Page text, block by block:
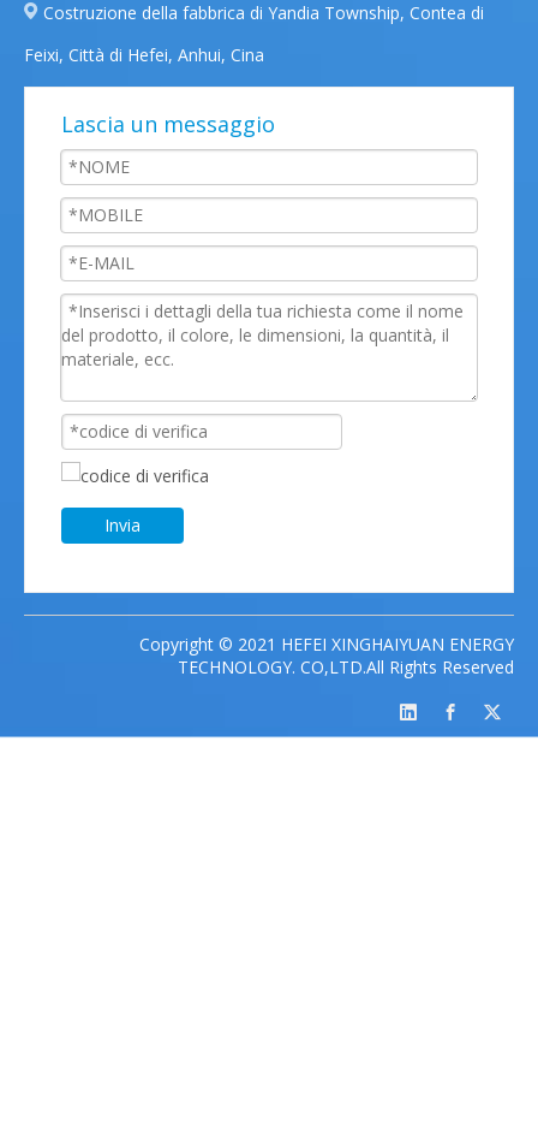
Costruzione della fabbrica di Yandia Township, Contea di
Feixi, Città di Hefei, Anhui, Cina
Lascia un messaggio
Invia
Copyright © 2021 HEFEI XINGHAIYUAN ENERGY
TECHNOLOGY. CO,LTD.All Rights Reserved